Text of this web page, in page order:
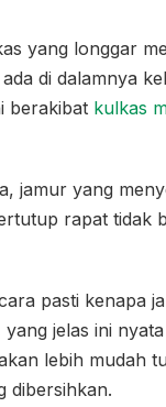
yang longgar
di dalamnya
berakibat kulkas
jamur yang
rapat tidak
pasti kenapa
jelas ini
lebih mudah
dibersihkan.